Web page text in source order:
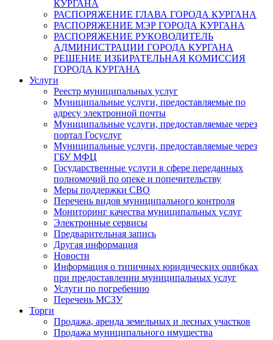
КУРГАНА
РАСПОРЯЖЕНИЕ ГЛАВА ГОРОДА КУРГАНА
РАСПОРЯЖЕНИЕ МЭР ГОРОДА КУРГАНА
РАСПОРЯЖЕНИЕ РУКОВОДИТЕЛЬ
АДМИНИСТРАЦИИ ГОРОДА КУРГАНА
РЕШЕНИЕ ИЗБИРАТЕЛЬНАЯ КОМИССИЯ
ГОРОДА КУРГАНА
Услуги
Реестр муниципальных услуг
Муниципальные услуги, предоставляемые по
адресу электронной почты
Муниципальные услуги, предоставляемые через
портал Госуслуг
Муниципальные услуги, предоставляемые через
ГБУ МФЦ
Государственные услуги в сфере переданных
полномочий по опеке и попечительству
Меры поддержки СВО
Перечень видов муниципального контроля
Мониторинг качества муниципальных услуг
Электронные сервисы
Предварительная запись
Другая информация
Новости
Информация о типичных юридических ошибках
при предоставлении муниципальных услуг
Услуги по погребению
Перечень МСЗУ
Торги
Продажа, аренда земельных и лесных участков
Продажа муниципального имущества